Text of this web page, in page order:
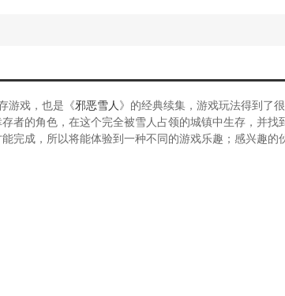
游戏，也是《邪恶雪人 》的经典续集，游戏玩法得到了
者的角色，在这个完全被雪人占领的城镇中生存，并找
完成，所以将能体验到一种不同的游戏乐趣；感兴趣的